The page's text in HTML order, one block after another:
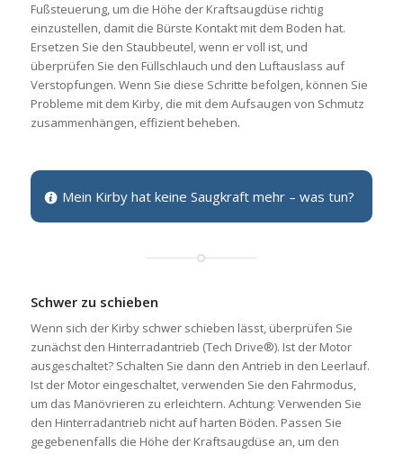
Fußsteuerung, um die Höhe der Kraftsaugdüse richtig
einzustellen, damit die Bürste Kontakt mit dem Boden hat.
Ersetzen Sie den Staubbeutel, wenn er voll ist, und
überprüfen Sie den Füllschlauch und den Luftauslass auf
Verstopfungen. Wenn Sie diese Schritte befolgen, können Sie
Probleme mit dem Kirby, die mit dem Aufsaugen von Schmutz
zusammenhängen, effizient beheben.
Mein Kirby hat keine Saugkraft mehr – was tun?
Schwer zu schieben
Wenn sich der Kirby schwer schieben lässt, überprüfen Sie
zunächst den Hinterradantrieb (Tech Drive®). Ist der Motor
ausgeschaltet? Schalten Sie dann den Antrieb in den Leerlauf.
Ist der Motor eingeschaltet, verwenden Sie den Fahrmodus,
um das Manövrieren zu erleichtern. Achtung: Verwenden Sie
den Hinterradantrieb nicht auf harten Böden. Passen Sie
gegebenenfalls die Höhe der Kraftsaugdüse an, um den